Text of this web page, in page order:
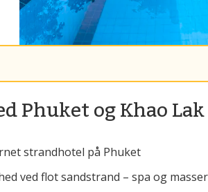
Phuket og Khao Lak
strandhotel på Phuket
ved flot sandstrand – spa og